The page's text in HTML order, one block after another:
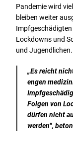
Pandemie wird
bleiben weiter
Lockdowns und
und Jugendlichen.
„Es reicht
engen
Folgen von
dürfen nicht
werden“,